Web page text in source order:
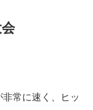
常に速く、ヒッ